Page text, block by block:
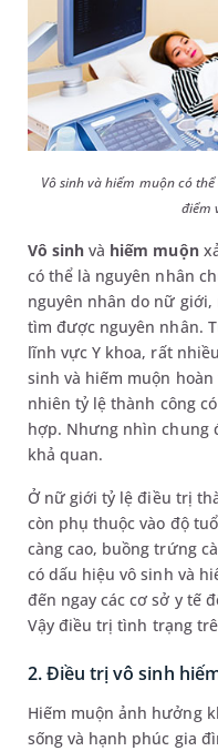
Vô sinh và hiếm muộn có
điểm
Vô sinhvà hiếm muộn
có thể là nguyên nhân
nguyên nhân do nữ
tìm được nguyên nhân.
lĩnh vực Y khoa, rất
sinh và hiếm muộn
nhiên tỷ lệ thành công
hợp. Nhưng nhìn chung
khả quan.
Ở nữ giới tỷ lệ điều trị
còn phụ thuộc vào độ
càng cao, buồng trứng
có dấu hiệu vô sinh và
đến ngay các cơ sở y tế
Vậy điều trị tình trạng
2. Điều trị vô sinh
Hiếm muộn ảnh hưởng
sống và hạnh phúc gia